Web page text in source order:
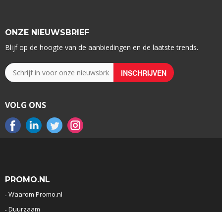
ONZE NIEUWSBRIEF
Blijf op de hoogte van de aanbiedingen en de laatste trends.
VOLG ONS
PROMO.NL
Waarom Promo.nl
Duurzaam